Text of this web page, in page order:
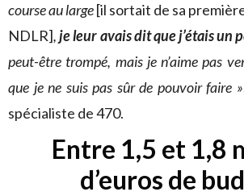
course au large[il sortait de sa
NDLR],je leur avais dit que j’étais un
peut-être trompé, mais je n’aime pas
que je ne suis pas sûr de pouvoir faire »
spécialiste de 470.
Entre 1,5 et 1,8
d’euros de